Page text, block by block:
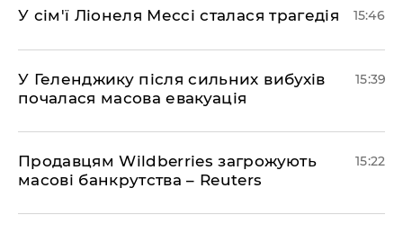
У сім'ї Ліонеля Мессі сталася трагедія 15:46
У Геленджику після сильних вибухів
почалася масова евакуація
15:39
Продавцям Wildberries загрожують
масові банкрутства – Reuters
15:22